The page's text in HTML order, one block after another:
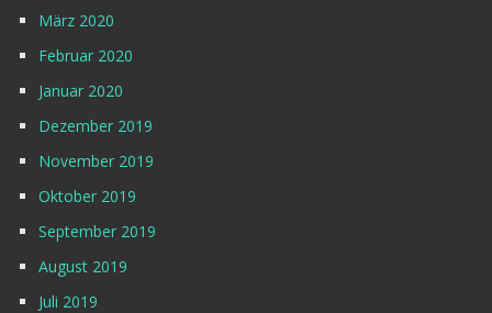
März 2020
Februar 2020
Januar 2020
Dezember 2019
November 2019
Oktober 2019
September 2019
August 2019
Juli 2019